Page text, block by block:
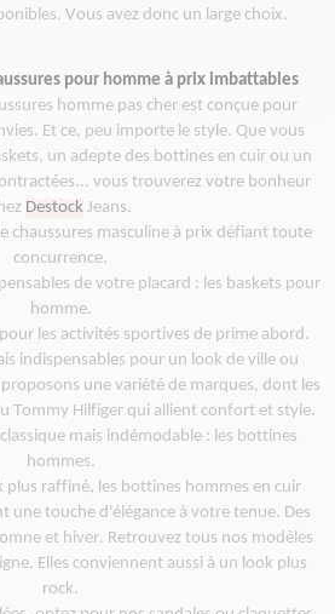
Vous avez donc un large choix.
pour homme à prix imbattables
homme pas cher est conçue pour
. Et ce, peu importe le style. Que vous
un adepte des bottines en cuir ou un
.. vous trouverez votre bonheur
Destock Jeans.
chaussures masculine à prix défiant toute
concurrence.
de votre placard : les baskets pour
homme.
les activités sportives de prime abord.
indispensables pour un look de ville ou
une variété de marques, dont les
Tommy Hilfiger qui allient confort et style.
mais indémodable : les bottines
hommes.
plus raffiné, les bottines hommes en cuir
une touche d'élégance à votre tenue. Des
et hiver. Retrouvez tous nos modèles
Elles conviennent aussi à un look plus
rock.